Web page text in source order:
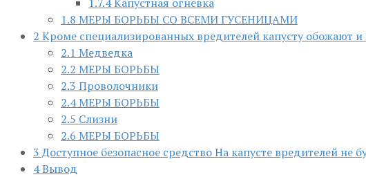
1.8 МЕРЫ БОРЬБЫ СО ВСЕМИ ГУСЕНИЦАМИ
2 Кроме специализированных вредителей капусту обожают
2.1 Медведка
2.2 МЕРЫ БОРЬБЫ
2.3 Проволочники
2.4МЕРЫ БОРЬБЫ
2.5 Слизни
2.6 МЕРЫ БОРЬБЫ
3Доступное безопасное средство На капусте вредителей не
4Вывод